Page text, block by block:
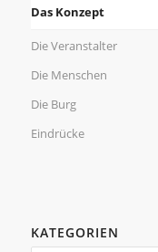
Das Konzept
Die Veranstalter
Die Menschen
Die Burg
Eindrücke
KATEGORIEN